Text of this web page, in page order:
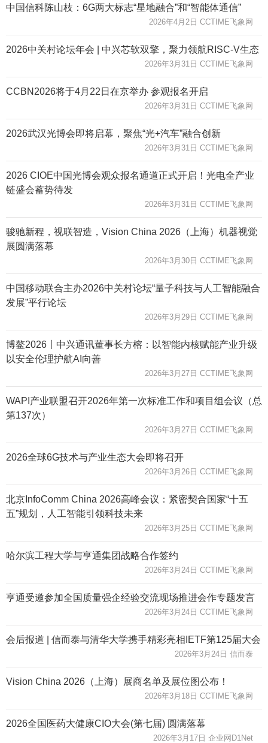
中国信科陈山枝：6G两大标志“星地融合”和“智能体通信”
2026年4月2日 CCTIME飞象网
2026中关村论坛年会 | 中兴芯软双擎，聚力领航RISC-V生态
2026年3月31日 CCTIME飞象网
CCBN2026将于4月22日在京举办 参观报名开启
2026年3月31日 CCTIME飞象网
2026武汉光博会即将启幕，聚焦“光+汽车”融合创新
2026年3月31日 CCTIME飞象网
2026 CIOE中国光博会观众报名通道正式开启！光电全产业
链盛会蓄势待发
2026年3月31日 CCTIME飞象网
骏驰新程，视联智造，Vision China 2026（上海）机器视觉
展圆满落幕
2026年3月30日 CCTIME飞象网
中国移动联合主办2026中关村论坛“量子科技与人工智能融合
发展”平行论坛
2026年3月29日 CCTIME飞象网
博鳌2026丨中兴通讯董事长方榕：以智能内核赋能产业升级
以安全伦理护航AI向善
2026年3月27日 CCTIME飞象网
WAPI产业联盟召开2026年第一次标准工作和项目组会议（总
第137次）
2026年3月27日 CCTIME飞象网
2026全球6G技术与产业生态大会即将召开
2026年3月26日 CCTIME飞象网
北京InfoComm China 2026高峰会议：紧密契合国家“十五
五”规划，人工智能引领科技未来
2026年3月25日 CCTIME飞象网
哈尔滨工程大学与亨通集团战略合作签约
2026年3月24日 CCTIME飞象网
亨通受邀参加全国质量强企经验交流现场推进会作专题发言
2026年3月24日 CCTIME飞象网
会后报道 | 信而泰与清华大学携手精彩亮相IETF第125届大会
2026年3月24日 信而泰
Vision China 2026（上海）展商名单及展位图公布！
2026年3月18日 CCTIME飞象网
2026全国医药大健康CIO大会(第七届) 圆满落幕
2026年3月17日 企业网D1Net